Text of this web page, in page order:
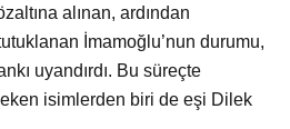
alınan, ardından
İmamoğlu’nun durumu,
uyandırdı. Bu süreçte
isimlerden biri de eşi Dilek